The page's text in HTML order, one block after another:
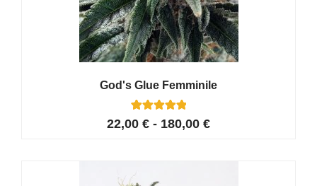
God's Glue Femminile
Valutato
5.00
17
22,00 € - 180,00 €